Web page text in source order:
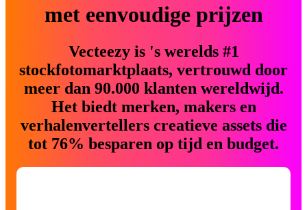
met eenvoudige prijzen
Vecteezy is 's werelds #1
stockfotomarktplaats, vertrouwd door
meer dan 90.000 klanten wereldwijd.
Het biedt merken, makers en
verhalenvertellers creatieve assets die
tot 76% besparen op tijd en budget.